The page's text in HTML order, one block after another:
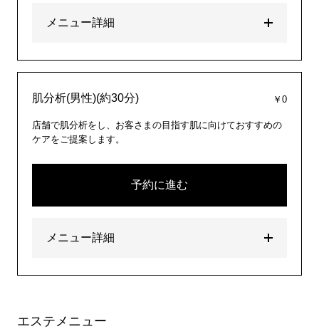
メニュー詳細
肌分析(男性)(約30分) ￥0
店舗で肌分析をし、お客さまの目指す肌に向けておすすめの
ケアをご提案します。
予約に進む
メニュー詳細
エステメニュー